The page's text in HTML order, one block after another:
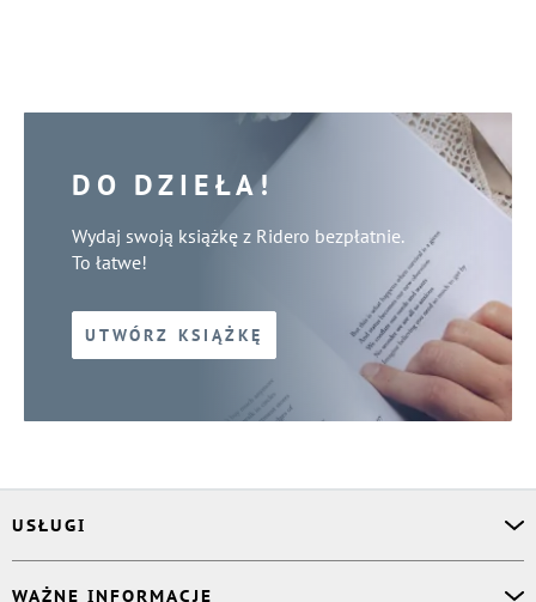
DO DZIEŁA!
Wydaj swoją książkę z Ridero bezpłatnie.
To łatwe!
UTWÓRZ KSIĄŻKĘ
USŁUGI
WAŻNE INFORMACJE